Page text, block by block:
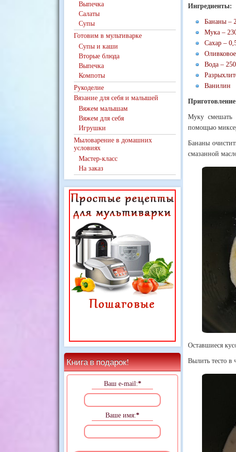
Выпечка
Салаты
Супы
Готовим в мультиварке
Супы и каши
Вторые блюда
Выпечка
Компоты
Рукоделие
Вязание для себя и малышей
Вяжем малышам
Вяжем для себя
Игрушки
Мыловарение в домашних
условиях
Мастер-класс
На заказ
Книга в подарок!
Ваш e-mail:*
Ваше имя:*
Ингредиенты:
Бананы –
Мука –
Сахар –
Вода –
Ванилин
Муку смешать
помощью
Бананы
смазанной
Оставшиеся
Вылить тесто